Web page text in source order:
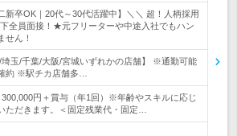
新卒OK｜20代～30代活躍中】＼＼ 超！人柄採用
全員面接！★元フリーターや中途入社でもハン
せん！
/埼玉/千葉/大阪/宮城いずれかの店舗】 ※通勤可能
約 ※駅チカ店舗多…
300,000円＋賞与（年1回）※年齢やスキルに応じ
ただきます。＜固定残業代・固定…